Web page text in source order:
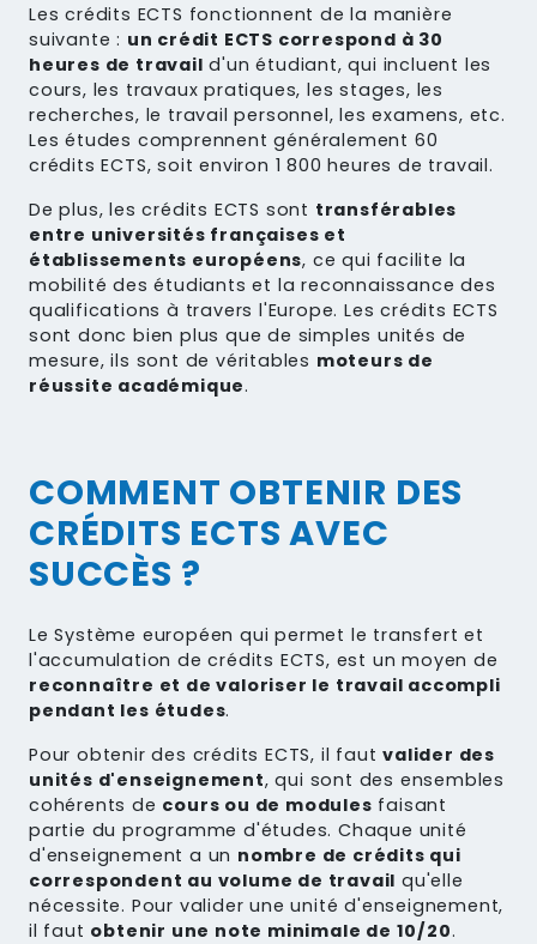
Les crédits ECTS fonctionnent de la manière
suivante : un crédit ECTS correspond à 30
heures de travail d'un étudiant, qui incluent les
cours, les travaux pratiques, les stages, les
recherches, le travail personnel, les examens, etc.
Les études comprennent généralement 60
crédits ECTS, soit environ 1 800 heures de travail.
De plus, les crédits ECTS sont transférables
entre universités françaises et
établissements européens, ce qui facilite la
mobilité des étudiants et la reconnaissance des
qualifications à travers l'Europe. Les crédits ECTS
sont donc bien plus que de simples unités de
mesure, ils sont de véritables moteurs de
réussite académique.
COMMENT OBTENIR DES
CRÉDITS ECTS AVEC
SUCCÈS ?
Le Système européen qui permet le transfert et
l'accumulation de crédits ECTS, est un moyen de
reconnaître et de valoriser le travail accompli
pendant les études.
Pour obtenir des crédits ECTS, il fautvalider des
unités d'enseignement, qui sont des ensembles
cohérents de cours ou de modules faisant
partie du programme d'études. Chaque unité
d'enseignement a un nombre de crédits qui
correspondent au volume de travail qu'elle
nécessite. Pour valider une unité d'enseignement,
il faut obtenir une note minimale de 10/20.